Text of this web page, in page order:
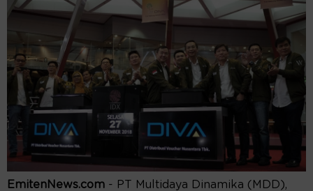
EmitenNews.com - PT Multidaya Dinamika (MDD),